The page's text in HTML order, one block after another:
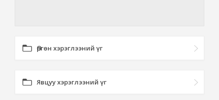
Өргөн хэрэглээний үг
Явцуу хэрэглээний үг